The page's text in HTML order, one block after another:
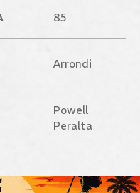
85
Arrondi
Powell
Peralta